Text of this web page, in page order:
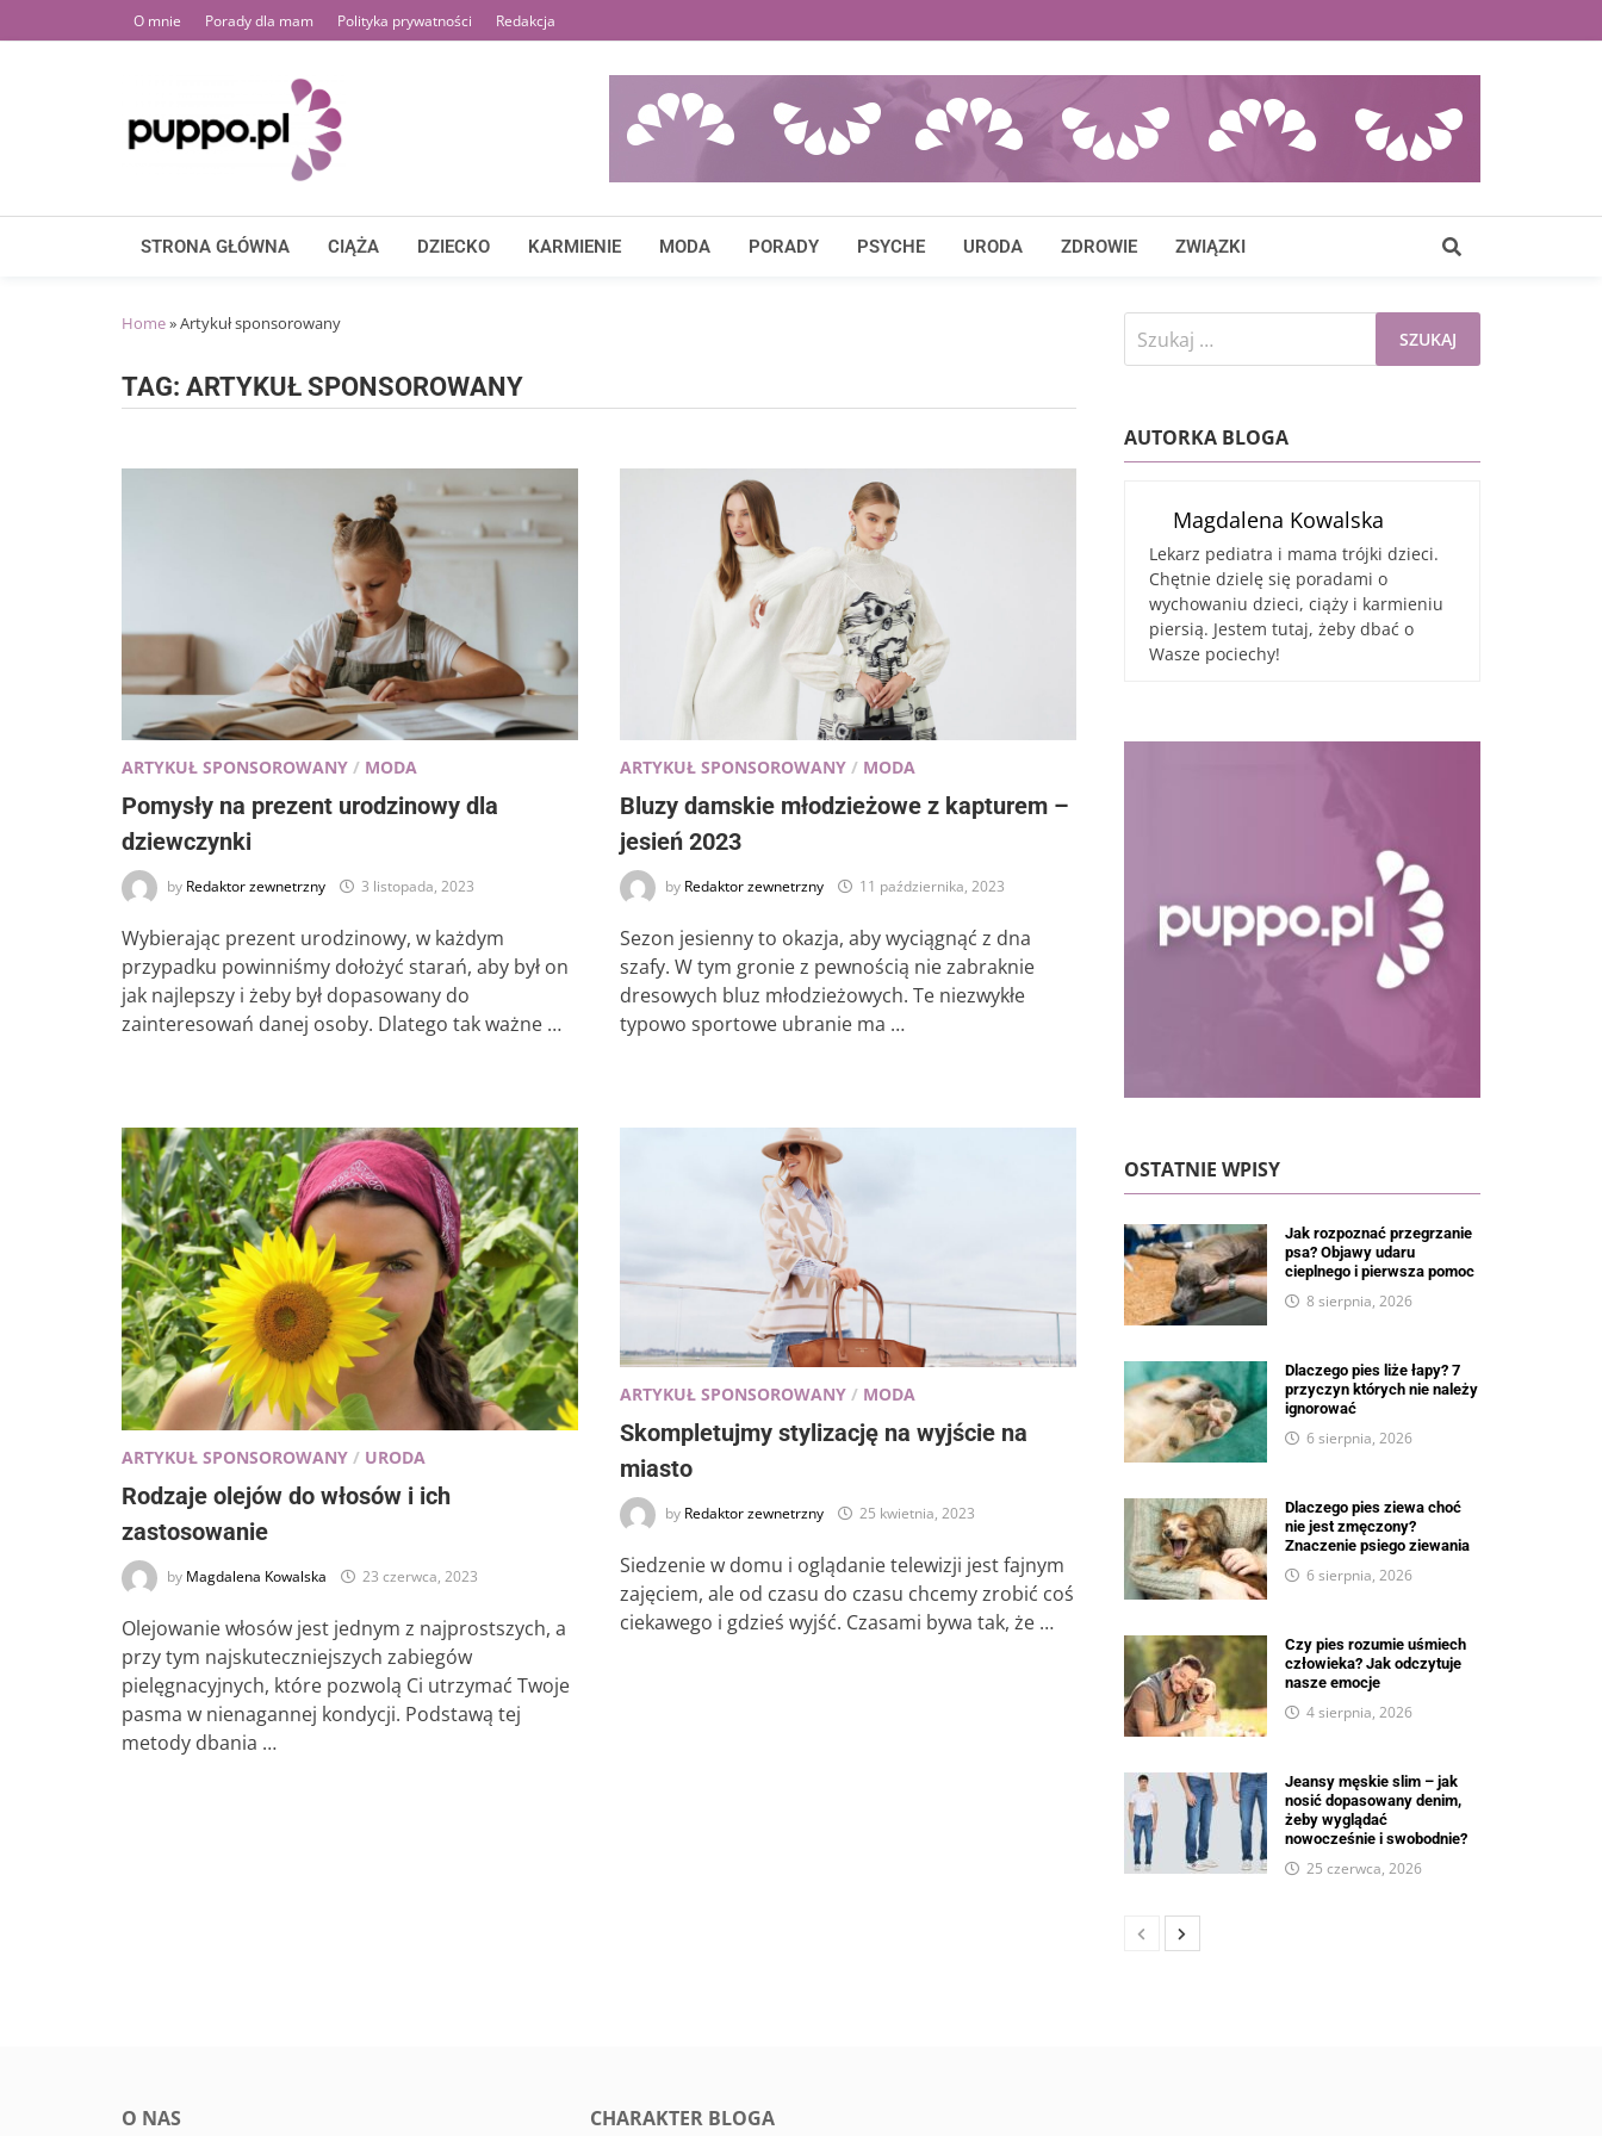
to
O mnie Porady dla mam Polityka prywatności Redakcja
STRONA GŁÓWNA CIĄŻA DZIECKO KARMIENIE MODA PORADY PSYCHE URODA ZDROWIE ZWIĄZKI
Home»Artykuł sponsorowany
TAG: ARTYKUŁ SPONSOROWANY
ARTYKUŁ SPONSOROWANY / MODA
Pomysły na prezent urodzinowy dla
dziewczynki
by Redaktor zewnetrzny 3 listopada, 2023
Wybierając prezent urodzinowy, w każdym
przypadku powinniśmy dołożyć starań, aby był on
jak najlepszy i żeby był dopasowany do
zainteresowań danej osoby. Dlatego tak ważne …
ARTYKUŁ SPONSOROWANY/ MODA
Bluzy damskie młodzieżowe z kapturem –
jesień 2023
by Redaktor zewnetrzny 11 października, 2023
Sezon jesienny to okazja, aby wyciągnąć z dna
szafy. W tym gronie z pewnością nie zabraknie
dresowych bluz młodzieżowych. Te niezwykłe
typowo sportowe ubranie ma …
ARTYKUŁ SPONSOROWANY / URODA
Rodzaje olejów do włosów i ich
zastosowanie
by Magdalena Kowalska 23 czerwca, 2023
Olejowanie włosów jest jednym z najprostszych, a
przy tym najskuteczniejszych zabiegów
pielęgnacyjnych, które pozwolą Ci utrzymać Twoje
pasma w nienagannej kondycji. Podstawą tej
metody dbania …
ARTYKUŁ SPONSOROWANY/ MODA
Skompletujmy stylizację na wyjście na
miasto
by Redaktor zewnetrzny 25 kwietnia, 2023
Siedzenie w domu i oglądanie telewizji jest fajnym
zajęciem, ale od czasu do czasu chcemy zrobić coś
ciekawego i gdzieś wyjść. Czasami bywa tak, że …
Szukaj:
AUTORKA BLOGA
Magdalena Kowalska
Lekarz pediatra i mama trójki dzieci.
Chętnie dzielę się poradami o
wychowaniu dzieci, ciąży i karmieniu
piersią. Jestem tutaj, żeby dbać o
Wasze pociechy!
OSTATNIE WPISY
Jak rozpoznać przegrzanie
psa? Objawy udaru
cieplnego i pierwsza pomoc
8 sierpnia, 2026
Dlaczego pies liże łapy? 7
przyczyn których nie należy
ignorować
6 sierpnia, 2026
Dlaczego pies ziewa choć
nie jest zmęczony?
Znaczenie psiego ziewania
6 sierpnia, 2026
Czy pies rozumie uśmiech
człowieka? Jak odczytuje
nasze emocje
4 sierpnia, 2026
Jeansy męskie slim – jak
nosić dopasowany denim,
żeby wyglądać
nowocześnie i swobodnie?
25 czerwca, 2026
O NAS CHARAKTER BLOGA